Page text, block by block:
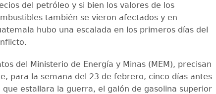
del petróleo y si bien los valores de los
también se vieron afectados y en
hubo una escalada en los primeros días del
del Ministerio de Energía y Minas (MEM), precisan
para la semana del 23 de febrero, cinco días antes
que estallara la guerra, el galón de gasolina superior